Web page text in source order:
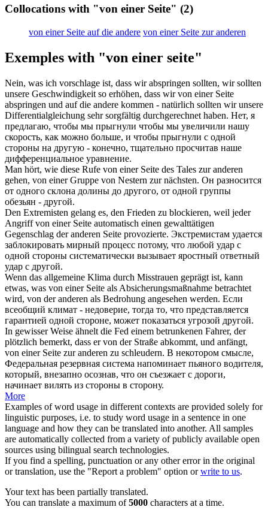
Collocations with "von einer Seite" (2)
von einer Seite auf die andere von einer Seite zur anderen
Exemples with "von einer seite"
Nein, was ich vorschlage ist, dass wir abspringen sollten, wir sollten
unsere Geschwindigkeit so erhöhen, dass wirvon einer Seite
abspringen und auf die andere kommen - natürlich sollten wir unsere
Differentialgleichung sehr sorgfältig durchgerechnet haben. Нет, я
предлагаю, чтобы мы прыгнули чтобы мы увеличили нашу
скорость, как можно больше, и чтобы прыгнули с одной
стороны на другую - конечно, тщательно просчитав наше
дифференциальное уравнение.
Man hört, wie diese Rufe von einer Seite des Tales zur anderen
gehen, von einer Gruppe von Nestern zur nächsten. Он разносится
от одного склона долины до другого, от одной группы
обезьян - другой.
Den Extremisten gelang es, den Frieden zu blockieren, weil jeder
Angriffvon einer Seite automatisch einen gewalttätigen
Gegenschlag der anderen Seite provozierte. Экстремистам удается
заблокировать мирный процесс потому, что любой удар с
одной стороны систематически вызывает яростный ответный
удар с другой.
Wenn das allgemeine Klima durch Misstrauen geprägt ist, kann
etwas, was von einer Seite als Absicherungsmaßnahme betrachtet
wird, von der anderen als Bedrohung angesehen werden. Если
всеобщий климат - недоверие, тогда то, что представляется
гарантией одной стороне, может показаться угрозой другой.
In gewisser Weise ähnelt die Fed einem betrunkenen Fahrer, der
plötzlich bemerkt, dass er von der Straße abkommt, und anfängt,
von einer Seite zur anderen zu schleudern. В некотором смысле,
Федеральная резервная система напоминает пьяного водителя,
который, внезапно осознав, что он съезжает с дороги,
начинает вилять из стороны в сторону.
More
Examples of word usage in different contexts are provided solely for
linguistic purposes, i.e. to study word usage in a sentence in one
language and how they can be translated into another. All samples
are automatically collected from a variety of publicly available open
sources using bilingual search technologies.
If you find a spelling, punctuation or any other error in the original
or translation, use the "Report a problem" option orwrite to us.
Your text has been partially translated.
You can translate a maximum of5000 characters at a time.